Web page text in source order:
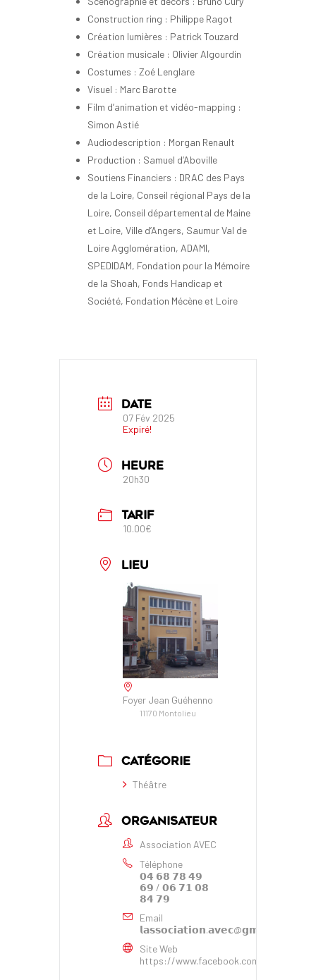
Construction ring : Philippe Ragot
Création lumières : Patrick Touzard
Création musicale : Olivier Algourdin
Costumes : Zoé Lenglare
Visuel : Marc Barotte
Film d’animation et vidéo-mapping :
Simon Astié
Audiodescription : Morgan Renault
Production : Samuel d’Aboville
Soutiens Financiers : DRAC des Pays
de la Loire, Conseil régional Pays de la
Loire, Conseil départemental de Maine
et Loire, Ville d’Angers, Saumur Val de
Loire Agglomération, ADAMI,
SPEDIDAM, Fondation pour la Mémoire
de la Shoah, Fonds Handicap et
Société, Fondation Mécène et Loire
DATE
07 Fév 2025
Expiré!
HEURE
20h30
TARIF
10.00€
LIEU
Foyer Jean Guéhenno
11170 Montolieu
CATÉGORIE
Théâtre
ORGANISATEUR
Association AVEC
Téléphone
𝟬𝟰 𝟲𝟴 𝟳𝟴 𝟰𝟵
𝟲𝟵 / 𝟬𝟲 𝟳𝟭 𝟬𝟴
𝟴𝟰 𝟳𝟵
Email
𝗹𝗮𝘀𝘀𝗼𝗰𝗶𝗮𝘁𝗶𝗼𝗻.𝗮𝘃𝗲𝗰@𝗴𝗺𝗮𝗶𝗹.𝗰𝗼𝗺
Site Web
https://www.facebook.com/